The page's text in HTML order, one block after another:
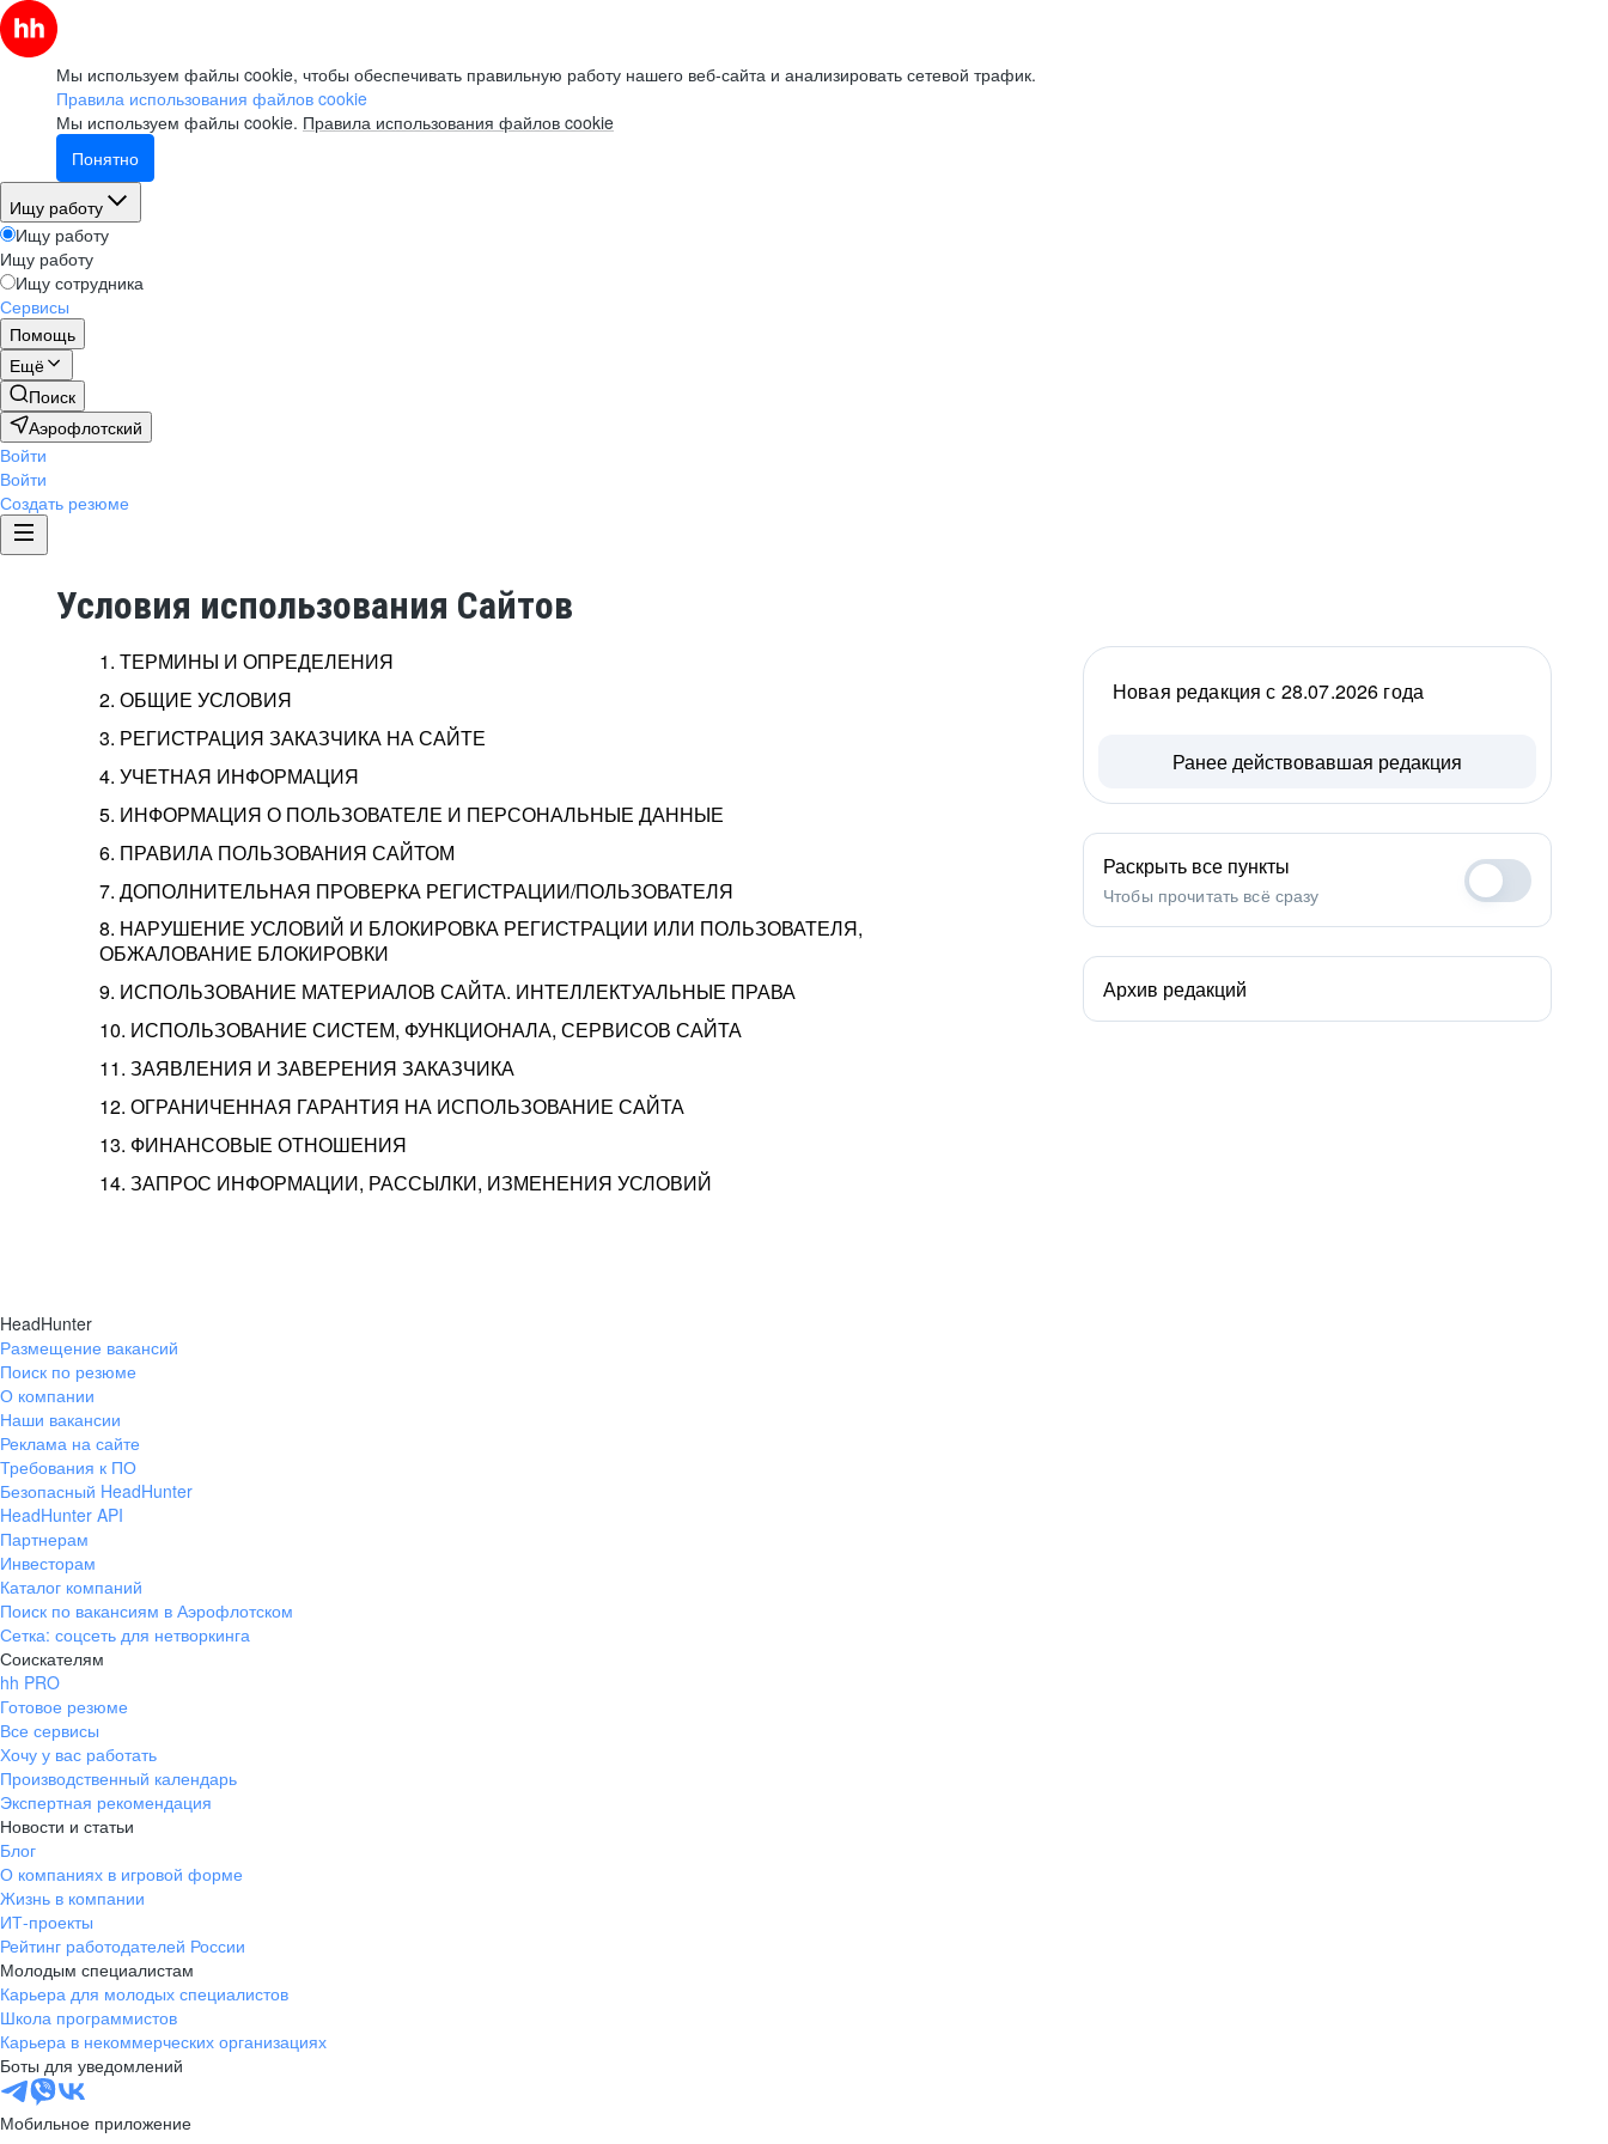
Мы используем файлы cookie, чтобы обеспечивать правильную работу нашего веб-сайта и анализировать сетевой трафик.
Правила использования файлов cookie
Мы используем файлы cookie. Правила использования файлов cookie
Понятно
Ищу работу
Ищу работу
Ищу работу
Ищу сотрудника
Сервисы
Помощь
Ещё
Поиск
Аэрофлотский
Войти
Войти
Создать резюме
Условия использования Сайтов
1. ТЕРМИНЫ И ОПРЕДЕЛЕНИЯ
2. ОБЩИЕ УСЛОВИЯ
3. РЕГИСТРАЦИЯ ЗАКАЗЧИКА НА САЙТЕ
4. УЧЕТНАЯ ИНФОРМАЦИЯ
5. ИНФОРМАЦИЯ О ПОЛЬЗОВАТЕЛЕ И ПЕРСОНАЛЬНЫЕ ДАННЫЕ
6. ПРАВИЛА ПОЛЬЗОВАНИЯ САЙТОМ
7. ДОПОЛНИТЕЛЬНАЯ ПРОВЕРКА РЕГИСТРАЦИИ/ПОЛЬЗОВАТЕЛЯ
8. НАРУШЕНИЕ УСЛОВИЙ И БЛОКИРОВКА РЕГИСТРАЦИИ ИЛИ ПОЛЬЗОВАТЕЛЯ,
ОБЖАЛОВАНИЕ БЛОКИРОВКИ
9. ИСПОЛЬЗОВАНИЕ МАТЕРИАЛОВ САЙТА. ИНТЕЛЛЕКТУАЛЬНЫЕ ПРАВА
10. ИСПОЛЬЗОВАНИЕ СИСТЕМ, ФУНКЦИОНАЛА, СЕРВИСОВ САЙТА
11. ЗАЯВЛЕНИЯ И ЗАВЕРЕНИЯ ЗАКАЗЧИКА
12. ОГРАНИЧЕННАЯ ГАРАНТИЯ НА ИСПОЛЬЗОВАНИЕ САЙТА
13. ФИНАНСОВЫЕ ОТНОШЕНИЯ
14. ЗАПРОС ИНФОРМАЦИИ, РАССЫЛКИ, ИЗМЕНЕНИЯ УСЛОВИЙ
Новая редакция с 28.07.2026 года
Ранее действовавшая редакция
Раскрыть все пункты
Чтобы прочитать всё сразу
Архив редакций
HeadHunter
Размещение вакансий
Поиск по резюме
О компании
Наши вакансии
Реклама на сайте
Требования к ПО
Безопасный HeadHunter
HeadHunter API
Партнерам
Инвесторам
Каталог компаний
Поиск по вакансиям в Аэрофлотском
Сетка: соцсеть для нетворкинга
Соискателям
hh PRO
Готовое резюме
Все сервисы
Хочу у вас работать
Производственный календарь
Экспертная рекомендация
Новости и статьи
Блог
О компаниях в игровой форме
Жизнь в компании
ИТ-проекты
Рейтинг работодателей России
Молодым специалистам
Карьера для молодых специалистов
Школа программистов
Карьера в некоммерческих организациях
Боты для уведомлений
Мобильное приложение